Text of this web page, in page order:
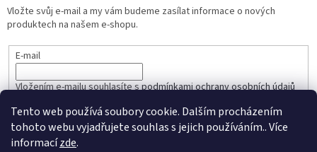
Tento web používá soubory cookie. Dalším procházením
tohoto webu vyjadřujete souhlas s jejich používáním.. Více
informacízde.
Vložte svůj e-mail a my vám budeme zasílat informace o nových
produktech na našem e-shopu.
E-mail
Vložením e-mailu souhlasíte spodmínkami ochrany osobních údajů
PŘIHLÁSIT SE